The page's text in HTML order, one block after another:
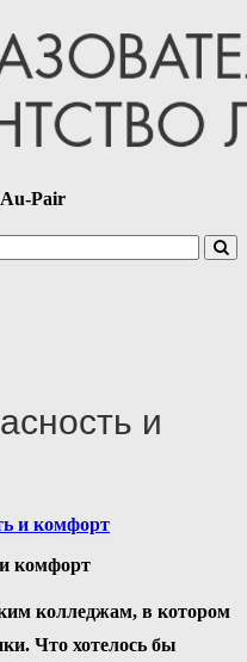
Pair
и
и комфорт
колледжам, в котором
Что хотелось бы